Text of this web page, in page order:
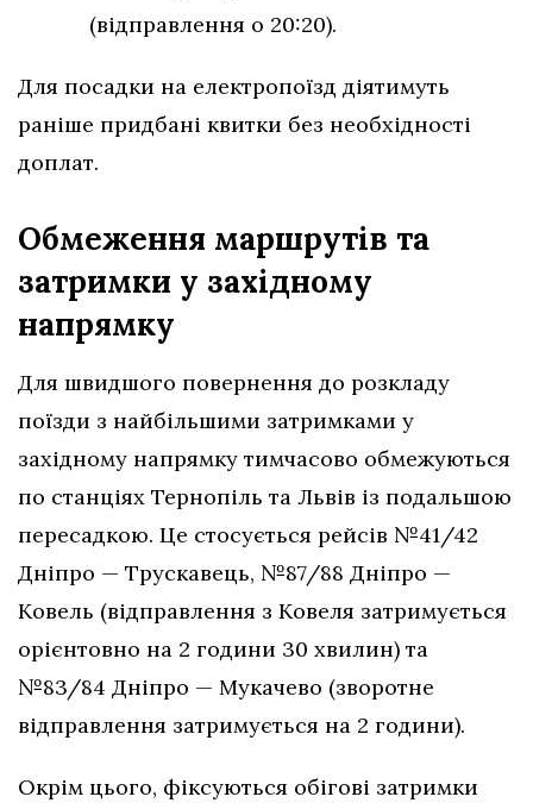
(відправлення о 20:20).
Для посадки на електропоїзд діятимуть
раніше придбані квитки без необхідності
доплат.
Обмеження маршрутів та
затримки у західному
напрямку
Для швидшого повернення до розкладу
поїзди з найбільшими затримками у
західному напрямку тимчасово обмежуються
по станціях Тернопіль та Львів із подальшою
пересадкою. Це стосується рейсів №41/42
Дніпро — Трускавець, №87/88 Дніпро —
Ковель (відправлення з Ковеля затримується
орієнтовно на 2 години 30 хвилин) та
№83/84 Дніпро — Мукачево (зворотне
відправлення затримується на 2 години).
Окрім цього, фіксуються обігові затримки